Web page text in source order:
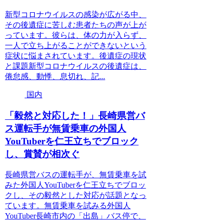
新型コロナウイルスの感染が広がる中、
その後遺症に苦しむ患者たちの声が上が
っています。彼らは、体の力が入らず、
一人で立ち上がることができないという
症状に悩まされています。後遺症の現状
と課題新型コロナウイルスの後遺症は、
倦怠感、動悸、息切れ、記...
国内
「毅然と対応した！」長崎県営バ
ス運転手が無賃乗車の外国人
YouTuberを仁王立ちでブロック
し、賞賛が相次ぐ
長崎県営バスの運転手が、無賃乗車を試
みた外国人YouTuberを仁王立ちでブロッ
クし、その毅然とした対応が話題となっ
ています。無賃乗車を試みる外国人
YouTuber長崎市内の「出島」バス停で、